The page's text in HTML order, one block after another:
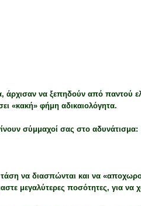
άρχισαν να ξεπηδούν από παντού
«κακή» φήμη αδικαιολόγητα.
σύμμαχοί σας στο αδυνάτισμα:
να διασπώνται και να
μεγαλύτερες ποσότητες, για να